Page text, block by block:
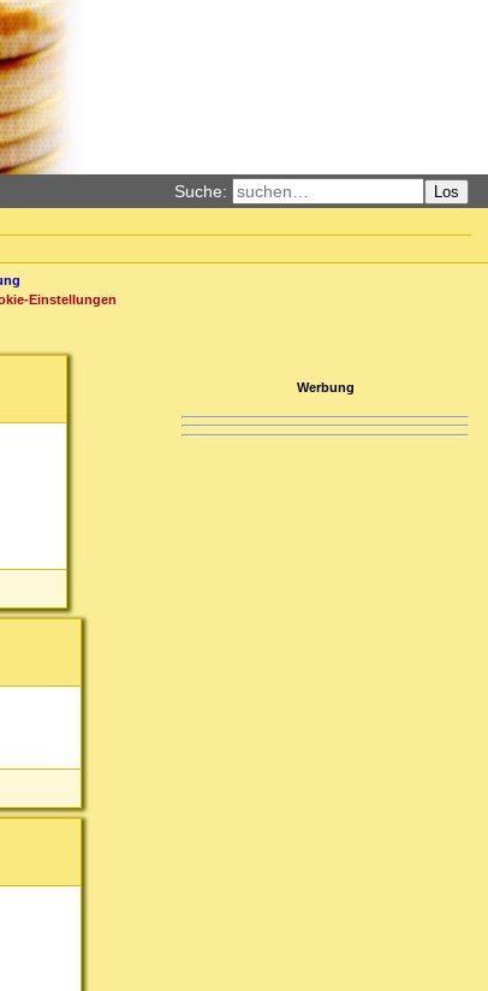
Suche: Los
Einstellungen
Werbung